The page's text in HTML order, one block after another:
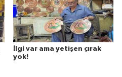
İlgi var ama yetişen çırak
yok!